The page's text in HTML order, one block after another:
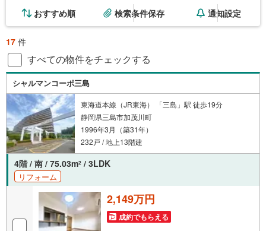
おすすめ順 検索条件保存 通知設定
17 件
すべての物件をチェックする
シャルマンコーポ三島
東海道本線（JR東海） 「三島」駅 徒歩19分
静岡県三島市加茂川町
1996年3月（築31年）
232戸 / 地上13階建
4階 / 南 / 75.03m2 / 3LDK
リフォーム
2,149万円
成約でもらえる